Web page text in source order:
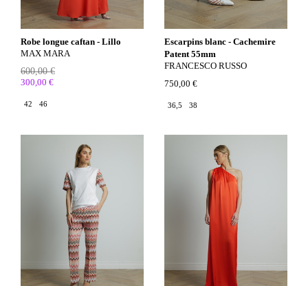
Robe longue caftan - Lillo
MAX MARA
600,00 €
300,00 €
42 46
Escarpins blanc - Cachemire
Patent 55mm
FRANCESCO RUSSO
750,00 €
36,5 38